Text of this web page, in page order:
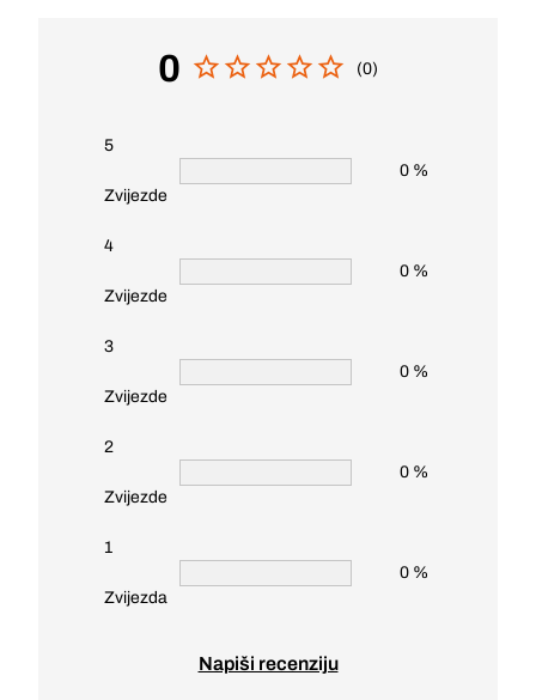
0 (0)
5
Zvijezde
0 %
4
Zvijezde
0 %
3
Zvijezde
0 %
2
Zvijezde
0 %
1
Zvijezda
0 %
Napiši recenziju